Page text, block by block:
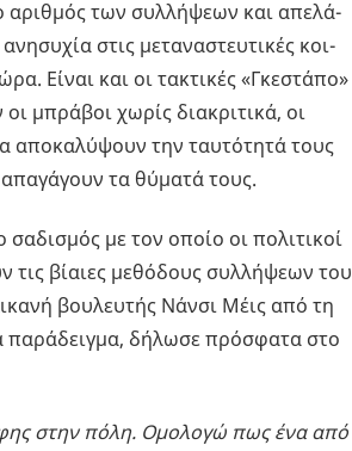
αριθ­μός των συλ­λή­ψε­ων και απε­λά­
στις με­τα­να­στευ­τι­κές κοι­
Είναι και οι τα­κτι­κές «Γκε­στά­πο»
μπρά­βοι χωρίς δια­κρι­τι­κά, οι
απο­κα­λύ­ψουν την ταυ­τό­τη­τά τους
τα θύ­μα­τά τους.
σα­δι­σμός με τον οποίο οι πο­λι­τι­κοί
τις βί­αιες με­θό­δους συλ­λή­ψε­ων του
βου­λευ­τής Νάνσι Μέις από τη
πα­ρά­δειγ­μα, δή­λω­σε πρό­σφα­τα στο
στην πόλη. Ομο­λο­γώ πως ένα από